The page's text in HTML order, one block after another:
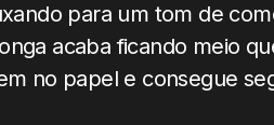
para um tom de
acaba ficando meio
no papel e consegue